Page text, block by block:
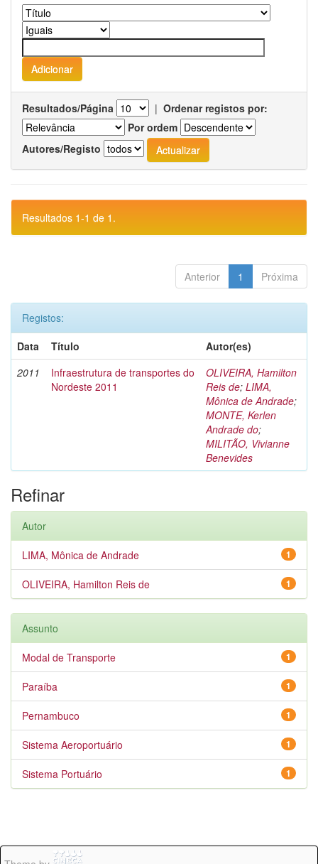
Resultados/Página | Ordenar registos por:
Por ordem
Autores/Registo
Resultados 1-1 de 1.
Anterior 1 Próxima
Registos:
Data
Título
Autor(es)
2011
Infraestrutura de transportes do
Nordeste 2011
OLIVEIRA, Hamilton
Reis de; LIMA,
Mônica de Andrade;
MONTE, Kerlen
Andrade do;
MILITÃO, Vivianne
Benevides
Refinar
Autor
1
LIMA, Mônica de Andrade
1
OLIVEIRA, Hamilton Reis de
Assunto
1
Modal de Transporte
1
Paraíba
1
Pernambuco
1
Sistema Aeroportuário
1
Sistema Portuário